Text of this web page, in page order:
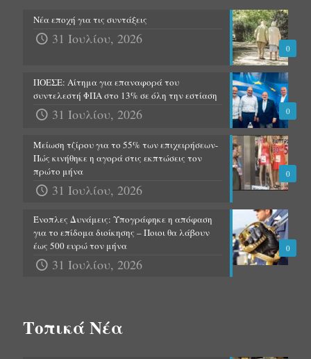
0
Νέα εποχή για τις συντάξεις
31 Ιουλίου, 2026
0
ΠΟΕΣΕ: Αίτημα για επαναφορά του
συντελεστή ΦΠΑ στο 13% σε όλη την εστίαση
31 Ιουλίου, 2026
0
Μείωση τζίρου για το 55% των επιχειρήσεων-
Πώς κινήθηκε η αγορά στις εκπτώσεις τον
πρώτο μήνα
31 Ιουλίου, 2026
0
Ένοπλες Δυνάμεις: Υπογράφηκε η απόφαση
για το επίδομα διοίκησης – Ποιοι θα λάβουν
έως 500 ευρώ τον μήνα
31 Ιουλίου, 2026
Τοπικά Νέα